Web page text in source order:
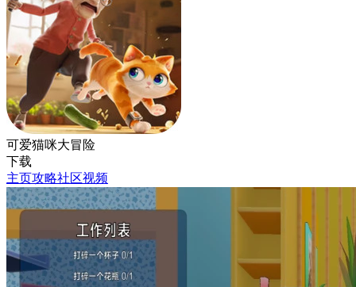
可爱猫咪大冒险
下载
主页攻略社区视频